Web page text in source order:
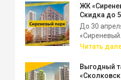
ЖК
Скидка до
До 30
«Сиреневый...
Читать
Выгодный